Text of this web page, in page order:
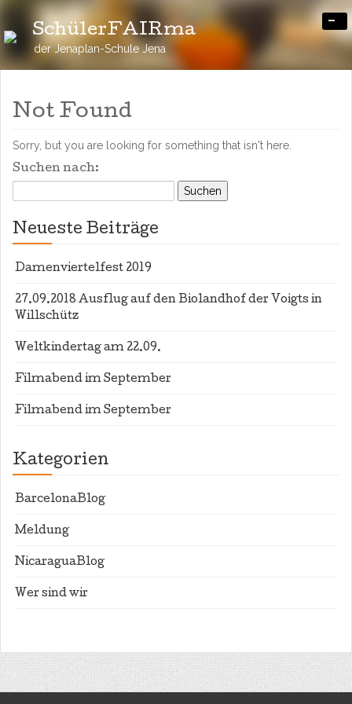
SchülerFAIRma
der Jenaplan-Schule Jena
-
Not Found
Sorry, but you are looking for something that isn't here.
Suchen nach:
Neueste Beiträge
Damenviertelfest 2019
27.09.2018 Ausflug auf den Biolandhof der Voigts in
Willschütz
Weltkindertag am 22.09.
Filmabend im September
Filmabend im September
Kategorien
BarcelonaBlog
Meldung
NicaraguaBlog
Wer sind wir